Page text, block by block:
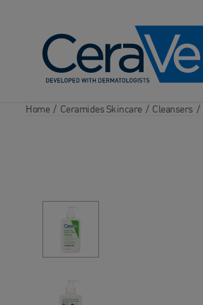
Home / Ceramides Skincare / Cleansers /